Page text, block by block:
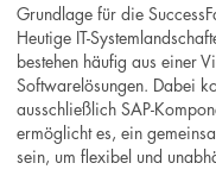
Grundlage für die
Heutige IT-
bestehen häufig aus einer
Softwarelösungen. Dabei
ausschließlich SAP-
ermöglicht es, ein
sein, um flexibel und